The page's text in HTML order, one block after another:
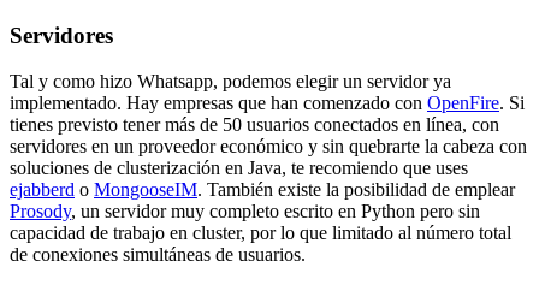
Servidores
Tal y como hizo Whatsapp, podemos elegir un servidor ya
implementado. Hay empresas que han comenzado con OpenFire. Si
tienes previsto tener más de 50 usuarios conectados en línea, con
servidores en un proveedor económico y sin quebrarte la cabeza con
soluciones de clusterización en Java, te recomiendo que uses
ejabberd o MongooseIM. También existe la posibilidad de emplear
Prosody, un servidor muy completo escrito en Python pero sin
capacidad de trabajo en cluster, por lo que limitado al número total
de conexiones simultáneas de usuarios.